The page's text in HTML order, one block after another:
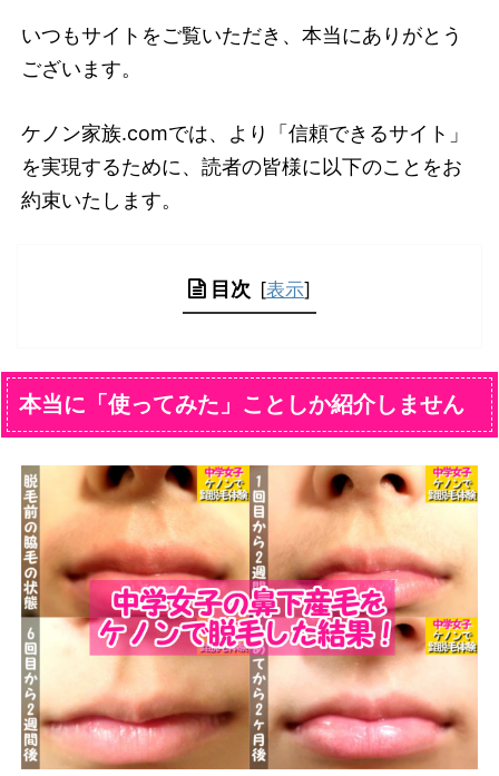
いつもサイトをご覧いただき、本当にありがとう
ございます。
ケノン家族.comでは、より「信頼できるサイト」
を実現するために、読者の皆様に以下のことをお
約束いたします。
目次 [表示]
本当に「使ってみた」ことしか紹介しません